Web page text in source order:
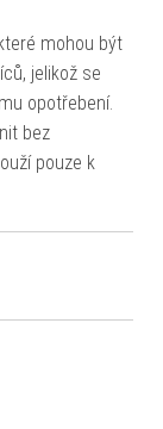
mohou být
jelikož se
opotřebení.
bez
pouze k